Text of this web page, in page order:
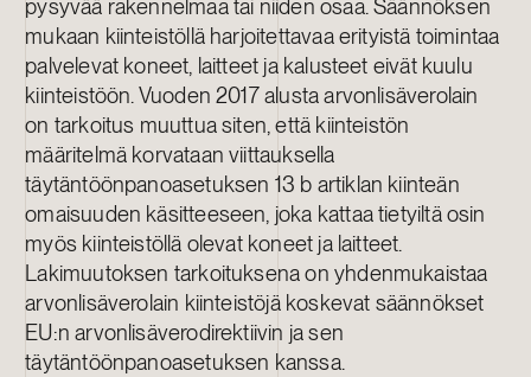
pysyvää rakennelmaa tai niiden osaa. Säännöksen
mukaan kiinteistöllä harjoitettavaa erityistä toimintaa
palvelevat koneet, laitteet ja kalusteet eivät kuulu
kiinteistöön. Vuoden 2017 alusta arvonlisäverolain
on tarkoitus muuttua siten, että kiinteistön
määritelmä korvataan viittauksella
täytäntöönpanoasetuksen 13 b artiklan kiinteän
omaisuuden käsitteeseen, joka kattaa tietyiltä osin
myös kiinteistöllä olevat koneet ja laitteet.
Lakimuutoksen tarkoituksena on yhdenmukaistaa
arvonlisäverolain kiinteistöjä koskevat säännökset
EU:n arvonlisäverodirektiivin ja sen
täytäntöönpanoasetuksen kanssa.